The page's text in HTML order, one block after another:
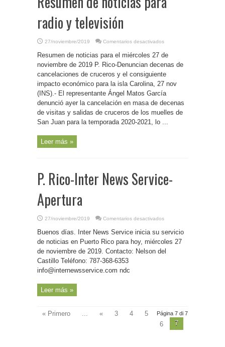
radio y televisión
27/noviembre/2019 Comentarios desactivados
Rico-
Inter
News
Service-
Resumen
noticias
radio
y
Resumen de noticias para el miércoles 27 de
noviembre de 2019 P. Rico-Denuncian decenas de
cancelaciones de cruceros y el consiguiente
impacto económico para la isla Carolina, 27 nov
(INS).- El representante Ángel Matos García
denunció ayer la cancelación en masa de decenas
de visitas y salidas de cruceros de los muelles de
San Juan para la temporada 2020-2021, lo ...
Leer más »
P. Rico-Inter News Service-
Apertura
27/noviembre/2019 Comentarios desactivados
Rico-
Inter
News
Service-
Apertura
Buenos días. Inter News Service inicia su servicio
de noticias en Puerto Rico para hoy, miércoles 27
de noviembre de 2019. Contacto: Nelson del
Castillo Teléfono: 787-368-6353
info@internewsservice.com ndc
Leer más »
Página 7 di 7
« Primero ... « 3 4
5
6
7